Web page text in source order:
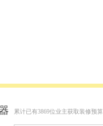
累计已有3869位业主获取装修预算